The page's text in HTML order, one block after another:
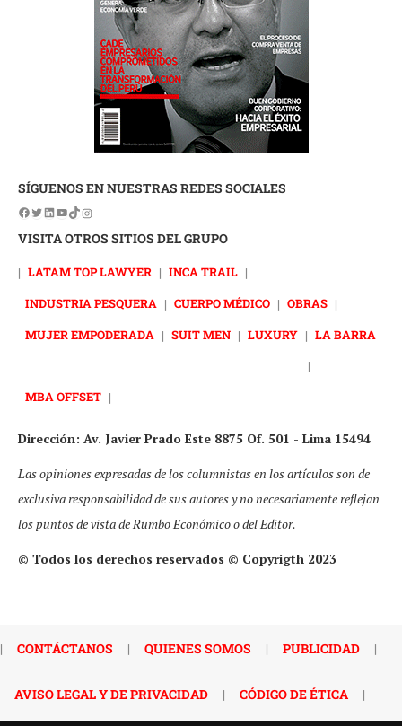
SÍGUENOS EN NUESTRAS REDES SOCIALES
VISITA OTROS SITIOS DEL GRUPO
| LATAM TOP LAWYER | INCA TRAIL |
INDUSTRIA PESQUERA | CUERPO MÉDICO | OBRAS |
MUJER EMPODERADA | SUIT MEN | LUXURY | LA BARRA
|
MBA OFFSET |
Dirección: Av. Javier Prado Este 8875 Of. 501 - Lima 15494
Las opiniones expresadas de los columnistas en los artículos son de
exclusiva responsabilidad de sus autores y no necesariamente reflejan
los puntos de vista de Rumbo Económico o del Editor.
© Todos los derechos reservados © Copyrigth 2023
| CONTÁCTANOS | QUIENES SOMOS | PUBLICIDAD |
AVISO LEGAL Y DE PRIVACIDAD | CÓDIGO DE ÉTICA |